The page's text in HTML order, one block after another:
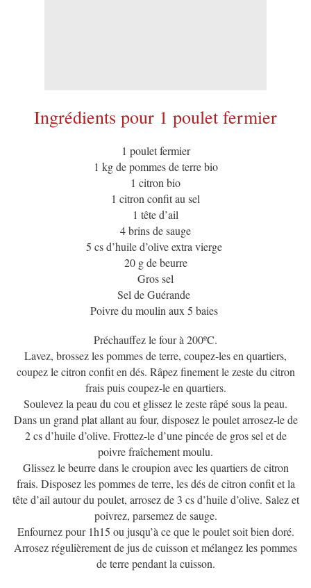
Ingrédients pour 1 poulet fermier
1 poulet fermier
1 kg de pommes de terre bio
1 citron bio
1 citron confit au sel
1 tête d’ail
4 brins de sauge
5 cs d’huile d’olive extra vierge
20 g de beurre
Gros sel
Sel de Guérande
Poivre du moulin aux 5 baies
Préchauffez le four à 200ºC.
Lavez, brossez les pommes de terre, coupez-les en quartiers,
coupez le citron confit en dés. Râpez finement le zeste du citron
frais puis coupez-le en quartiers.
Soulevez la peau du cou et glissez le zeste râpé sous la peau.
Dans un grand plat allant au four, disposez le poulet arrosez-le de
2 cs d’huile d’olive. Frottez-le d’une pincée de gros sel et de
poivre fraîchement moulu.
Glissez le beurre dans le croupion avec les quartiers de citron
frais. Disposez les pommes de terre, les dés de citron confit et la
tête d’ail autour du poulet, arrosez de 3 cs d’huile d’olive. Salez et
poivrez, parsemez de sauge.
Enfournez pour 1h15 ou jusqu’à ce que le poulet soit bien doré.
Arrosez régulièrement de jus de cuisson et mélangez les pommes
de terre pendant la cuisson.